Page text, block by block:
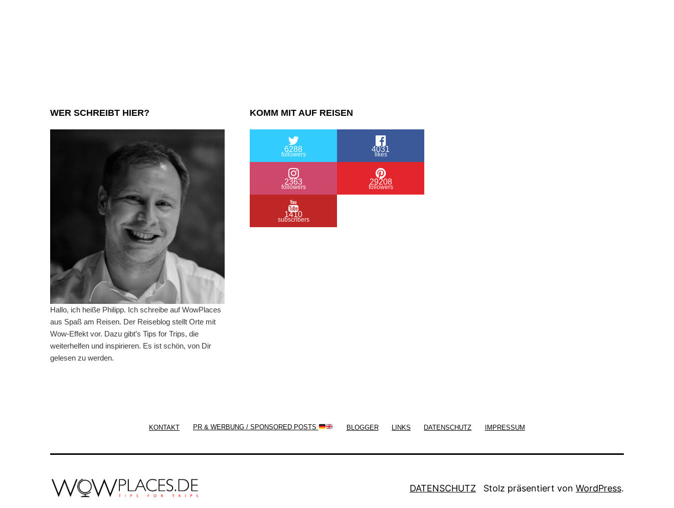
WER SCHREIBT HIER?
Hallo, ich heiße Philipp. Ich schreibe auf WowPlaces
aus Spaß am Reisen. Der Reiseblog stellt Orte mit
Wow-Effekt vor. Dazu gibt’s Tips for Trips, die
weiterhelfen und inspirieren. Es ist schön, von Dir
gelesen zu werden.
KOMM MIT AUF REISEN
6288
followers
4031
likes
2363
followers
29208
followers
1410
subscribers
KONTAKT PR & WERBUNG / SPONSORED POSTS BLOGGER LINKS DATENSCHUTZ IMPRESSUM
DATENSCHUTZ Stolz präsentiert von WordPress.